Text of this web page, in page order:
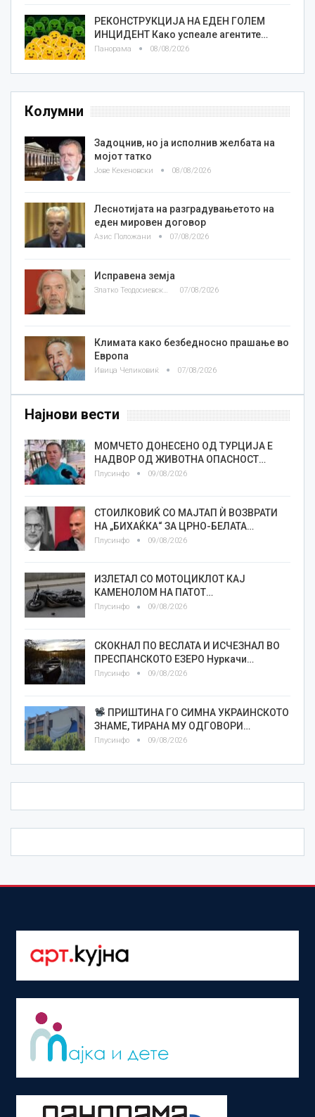
РЕКОНСТРУКЦИЈА НА ЕДЕН ГОЛЕМ
ИНЦИДЕНТ Како успеале агентите…
Панорама 08/08/2026
Колумни
Задоцнив, но ја исполнив желбата на
мојот татко
Јове Кекеновски 08/08/2026
Леснотијата на разградувањетото на
еден мировен договор
Азис Положани 07/08/2026
Исправена земја
Златко Теодосиевски 07/08/2026
Климата како безбедносно прашање во
Европа
Ивица Челиковиќ 07/08/2026
Најнови вести
МОМЧЕТО ДОНЕСЕНО ОД ТУРЦИЈА Е
НАДВОР ОД ЖИВОТНА ОПАСНОСТ…
Плусинфо 09/08/2026
СТОИЛКОВИЌ СО МАЈТАП Ѝ ВОЗВРАТИ
НА „БИХАЌКА“ ЗА ЦРНО-БЕЛАТА…
Плусинфо 09/08/2026
ИЗЛЕТАЛ СО МОТОЦИКЛОТ КАЈ
КАМЕНОЛОМ НА ПАТОТ…
Плусинфо 09/08/2026
СКОКНАЛ ПО ВЕСЛАТА И ИСЧЕЗНАЛ ВО
ПРЕСПАНСКОТО ЕЗЕРО Нуркачи…
Плусинфо 09/08/2026
ПРИШТИНА ГО СИМНА УКРАИНСКОТО
ЗНАМЕ, ТИРАНА МУ ОДГОВОРИ…
Плусинфо 09/08/2026